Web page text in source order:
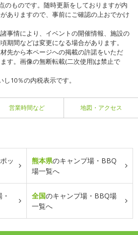
のものです。随時更新をしておりますが内
ありますので、事前にご確認の上おでかけ
事情により、イベントの開催情報、施設の
期間などは変更になる場合があります。
先から本ページへの掲載の許諾をいただ
す。画像の無断転載(二次使用)は禁止で
10％の内税表示です。
営業時間など 地図・アクセス
ッ
熊本県のキャンプ場・BBQ
場一覧へ
全国のキャンプ場・BBQ場
一覧へ